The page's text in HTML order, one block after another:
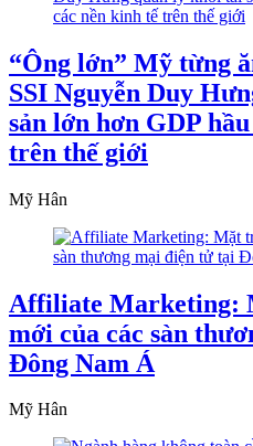
“Ông lớn” Mỹ từng
SSI Nguyễn Duy
sản lớn hơn GDP
trên thế giới
Mỹ Hân
Affiliate Marketing:
mới của các sàn
Đông Nam Á
Mỹ Hân